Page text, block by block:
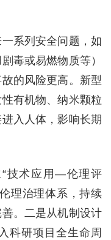
系列安全问题，如
毒或易燃物质等）
的风险更高。新型
有机物、纳米颗粒
入人体，影响长期
技术应用—伦理评
理治理体系，持续
。二是从机制设计
科研项目全生命周